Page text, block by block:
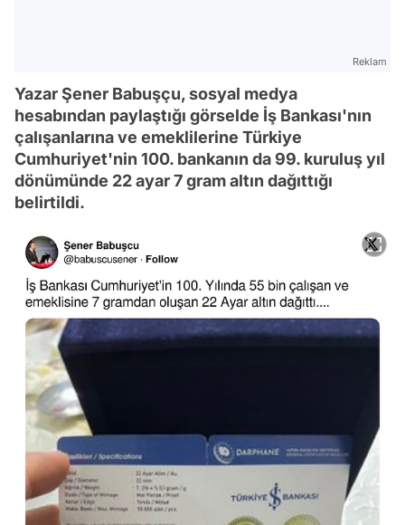
Reklam
Yazar Şener Babuşçu, sosyal medya
hesabından paylaştığı görselde İş Bankası'nın
çalışanlarına ve emeklilerine Türkiye
Cumhuriyet'nin 100. bankanın da 99. kuruluş yıl
dönümünde 22 ayar 7 gram altın dağıttığı
belirtildi.